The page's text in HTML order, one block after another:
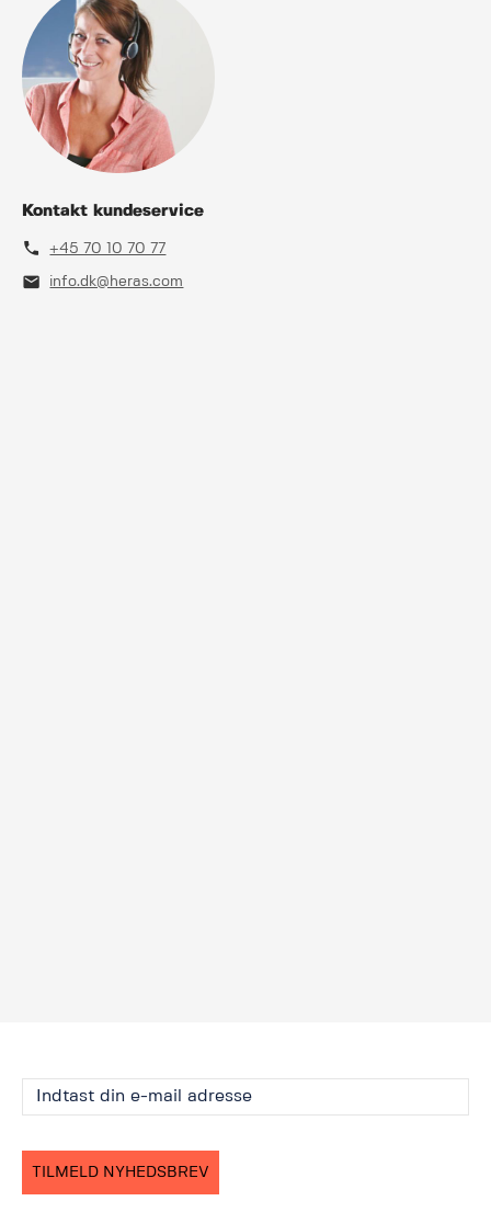
Kontakt kundeservice
phone +45 70 10 70 77
mail info.dk@heras.com
TILMELD NYHEDSBREV